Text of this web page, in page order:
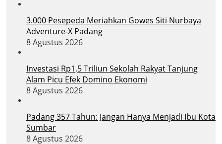
3.000 Pesepeda Meriahkan Gowes Siti Nurbaya
Adventure-X Padang
8 Agustus 2026
Investasi Rp1,5 Triliun Sekolah Rakyat Tanjung
Alam Picu Efek Domino Ekonomi
8 Agustus 2026
Padang 357 Tahun: Jangan Hanya Menjadi Ibu Kota
Sumbar
8 Agustus 2026